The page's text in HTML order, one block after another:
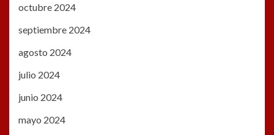
octubre 2024
septiembre 2024
agosto 2024
julio 2024
junio 2024
mayo 2024